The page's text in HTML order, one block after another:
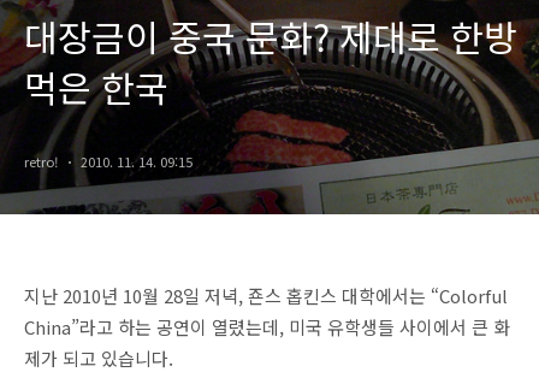
대장금이 중국 문화? 제대로 한방
먹은 한국
retro! 2010. 11. 14. 09:15
지난 2010년 10월 28일 저녁, 죤스 홉킨스 대학에서는 “Colorful
China”라고 하는 공연이 열렸는데, 미국 유학생들 사이에서 큰 화
제가 되고 있습니다.